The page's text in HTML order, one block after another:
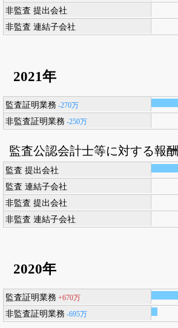
非監査 提出会社
非監査 連結子会社
2021年
監査証明業務-270万
非監査証明業務-250万
監査公認会計士等に対する報酬
監査 提出会社
監査 連結子会社
非監査 提出会社
非監査 連結子会社
2020年
監査証明業務+670万
非監査証明業務-695万